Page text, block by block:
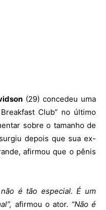
(29) concedeu uma
Club” no último
sobre o tamanho de
depois que sua ex-
afirmou que o pênis
é tão especial. É um
afirmou o ator. “Não é